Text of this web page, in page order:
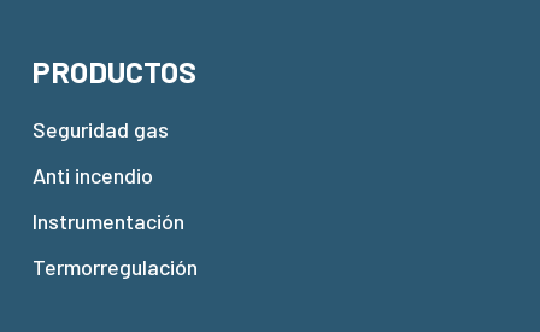
PRODUCTOS
Seguridad gas
Anti incendio
Instrumentación
Termorregulación